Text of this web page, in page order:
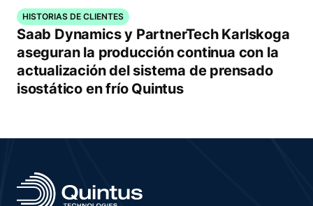
HISTORIAS DE CLIENTES
Saab Dynamics y PartnerTech Karlskoga
aseguran la producción continua con la
actualización del sistema de prensado
isostático en frío Quintus